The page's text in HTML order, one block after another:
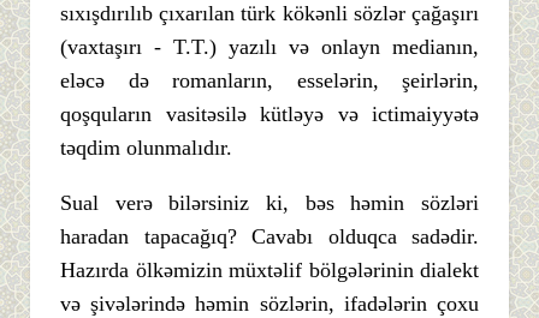
sıxışdırılıb çıxarılan türk kökənli sözlər çağaşırı
(vaxtaşırı - T.T.) yazılı və onlayn medianın,
eləcə də romanların, esselərin, şeirlərin,
qoşquların vasitəsilə kütləyə və ictimaiyyətə
təqdim olunmalıdır.
Sual verə bilərsiniz ki, bəs həmin sözləri
haradan tapacağıq? Cavabı olduqca sadədir.
Hazırda ölkəmizin müxtəlif bölgələrinin dialekt
və şivələrində həmin sözlərin, ifadələrin çoxu